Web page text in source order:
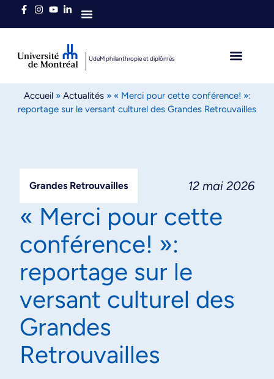
UdeM philanthropie et diplômés
Accueil» Actualités» « Merci pour cette conférence! »:
reportage sur le versant culturel des Grandes Retrouvailles
Grandes Retrouvailles 12 mai 2026
« Merci pour cette
conférence! »:
reportage sur le
versant culturel des
Grandes
Retrouvailles